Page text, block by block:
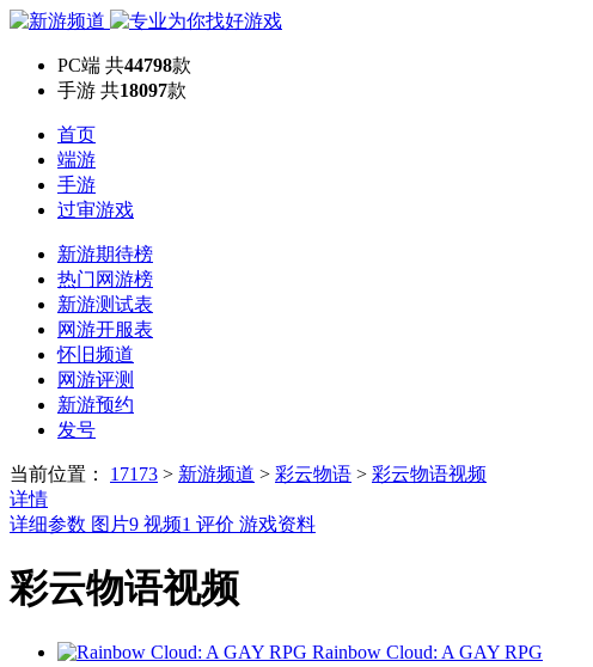
PC端 共44798款
手游 共18097款
首页
端游
手游
过审游戏
新游期待榜
热门网游榜
新游测试表
网游开服表
怀旧频道
网游评测
新游预约
发号
当前位置： 17173 > 新游频道 > 彩云物语 > 彩云物语视频
详情
详细参数 图片9 视频1 评价 游戏资料
彩云物语视频
Rainbow Cloud: A GAY RPG